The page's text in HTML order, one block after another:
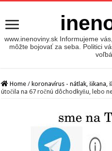
www.inenoviny.sk Informujeme
môžte bojovať za seba. Politici
Home / koronavírus - nátlak, šikana,
útočila na 67 ročnú dôchodkyňu, lebo